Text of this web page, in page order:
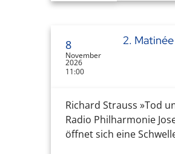
8
November
2026
11:00
2.
Richard Strauss »Tod
Radio Philharmonie
öffnet sich eine